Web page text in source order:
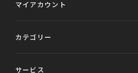
マイアカウント
カテゴリー
サービス